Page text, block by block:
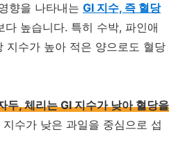
향을 나타내는 GI 지수, 즉 혈당
다 높습니다. 특히 수박, 파인애
지수가 높아 적은 양으로도 혈당
두, 체리는 GI 지수가 낮아 혈당을
수가 낮은 과일을 중심으로 섭